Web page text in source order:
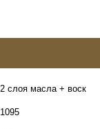
2 слоя масла + воск
1095